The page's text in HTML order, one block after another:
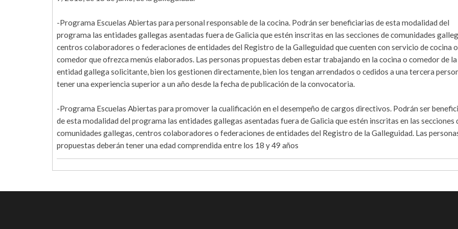
-Programa Escuelas Abiertas para personal responsable de la cocina. Podrán ser beneficiarias de esta modalidad del
programa las entidades gallegas asentadas fuera de Galicia que estén inscritas en las secciones de comunidades
centros colaboradores o federaciones de entidades del Registro de la Galleguidad que cuenten con servicio de cocina o
comedor que ofrezca menús elaborados. Las personas propuestas deben estar trabajando en la cocina o comedor de la
entidad gallega solicitante, bien los gestionen directamente, bien los tengan arrendados o cedidos a una tercera
tener una experiencia superior a un año desde la fecha de publicación de la convocatoria.
-Programa Escuelas Abiertas para promover la cualificación en el desempeño de cargos directivos. Podrán ser
de esta modalidad del programa las entidades gallegas asentadas fuera de Galicia que estén inscritas en las secciones
comunidades gallegas, centros colaboradores o federaciones de entidades del Registro de la Galleguidad. Las
propuestas deberán tener una edad comprendida entre los 18 y 49 años